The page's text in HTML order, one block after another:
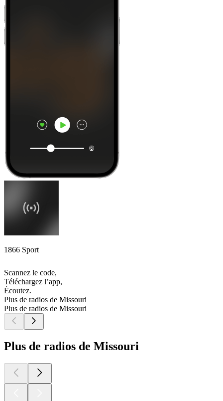
1866 Sport
Scannez le code,
Téléchargez l’app,
Écoutez.
Plus de radios de Missouri
Plus de radios de Missouri
Plus de radios de Missouri